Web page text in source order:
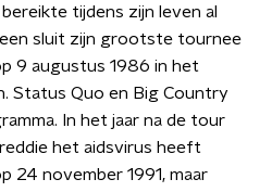
tijdens zijn leven al
sluit zijn grootste tournee
9 augustus 1986 in het
Status Quo en Big Country
In het jaar na de tour
het aidsvirus heeft
24 november 1991, maar